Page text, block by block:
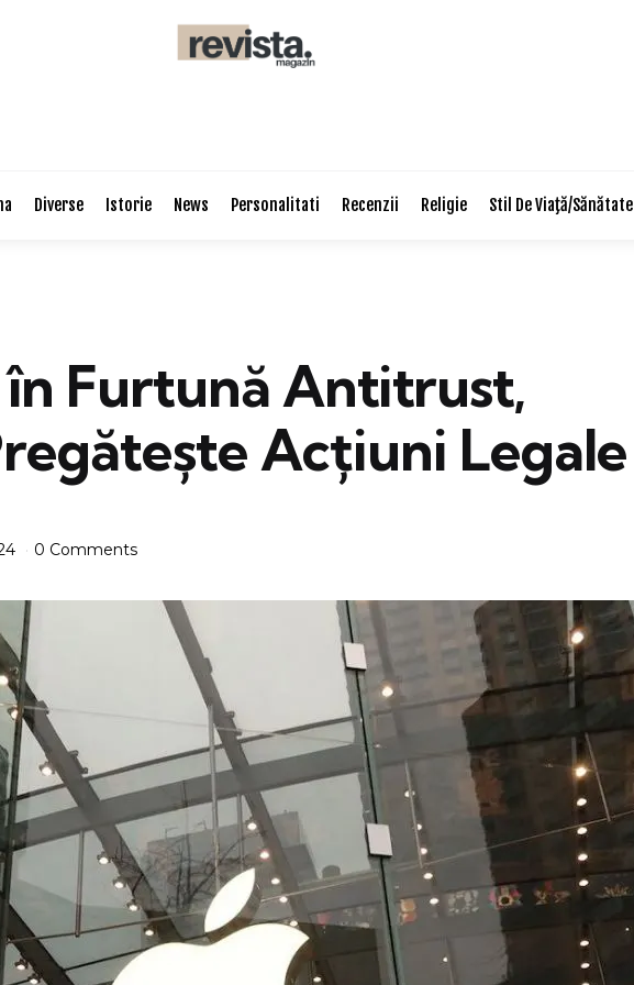
Diverse Istorie News Personalitati Recenzii Religie Stil De Viaţă/Sănătate
Furtună Antitrust,
Acțiuni Legale
0 Comments